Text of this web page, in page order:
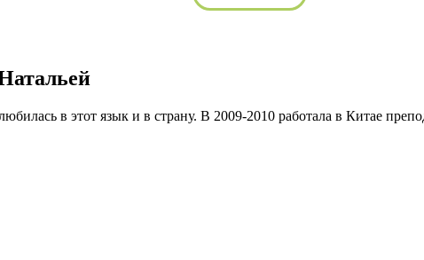
в этот язык и в страну. В 2009-2010 работала в Китае